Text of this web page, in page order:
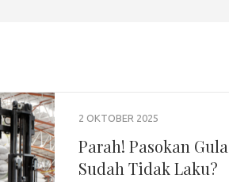
2 OKTOBER 2025
Parah! Pasokan
Sudah Tidak Laku?